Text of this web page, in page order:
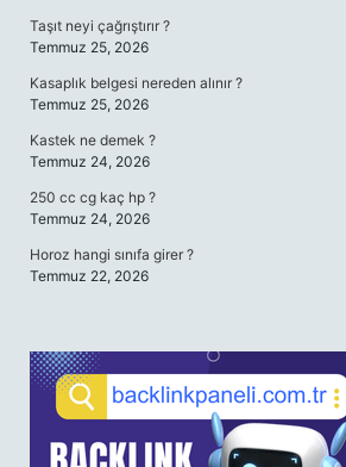
Taşıt neyi çağrıştırır ?
Temmuz 25, 2026
Kasaplık belgesi nereden alınır ?
Temmuz 25, 2026
Kastek ne demek ?
Temmuz 24, 2026
250 cc cg kaç hp ?
Temmuz 24, 2026
Horoz hangi sınıfa girer ?
Temmuz 22, 2026